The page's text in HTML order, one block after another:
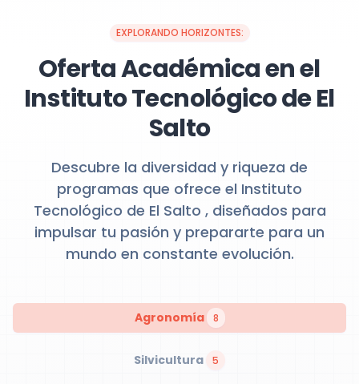
EXPLORANDO HORIZONTES:
Oferta Académica en el
Instituto Tecnológico de El
Salto
Descubre la diversidad y riqueza de
programas que ofrece el Instituto
Tecnológico de El Salto , diseñados para
impulsar tu pasión y prepararte para un
mundo en constante evolución.
Agronomía 8
Silvicultura 5